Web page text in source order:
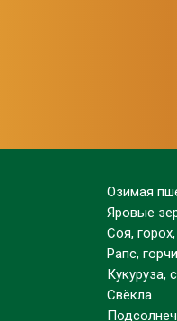
Озимая
Яровые
Соя,
Рапс,
Кукуруза,
Свёкла